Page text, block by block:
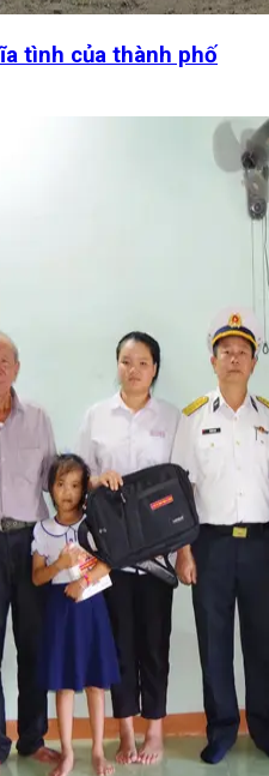
tình của thành phố